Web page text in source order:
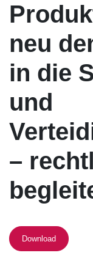
neu
in die
und
–
Download